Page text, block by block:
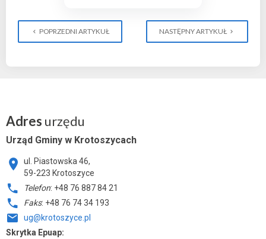
POPRZEDNI ARTYKUŁ NASTĘPNY ARTYKUŁ
Adres urzędu
Urząd Gminy w Krotoszycach
ul. Piastowska 46,
59-223 Krotoszyce
Telefon: +48 76 887 84 21
Faks: +48 76 74 34 193
ug@krotoszyce.pl
Skrytka Epuap: